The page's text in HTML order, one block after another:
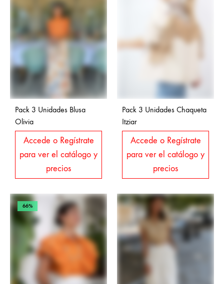
Pack 3 Unidades Blusa
Olivia
Accede o Regístrate
para ver el catálogo y
precios
Pack 3 Unidades Chaqueta
Itziar
Accede o Regístrate
para ver el catálogo y
precios
66%